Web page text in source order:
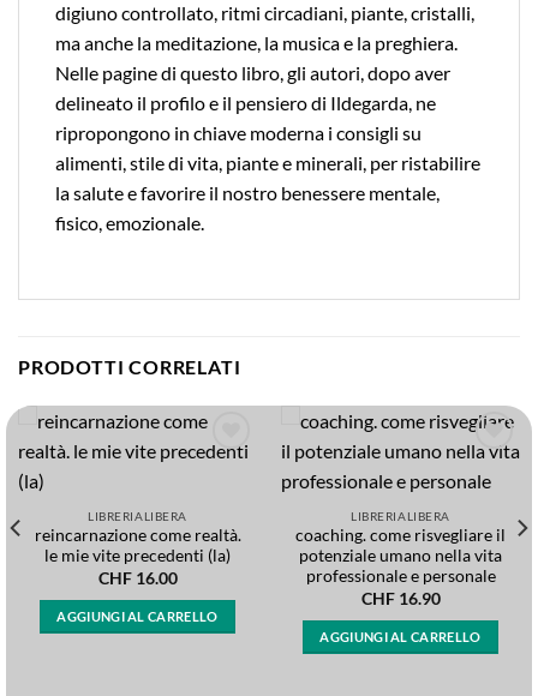
digiuno controllato, ritmi circadiani, piante, cristalli,
ma anche la meditazione, la musica e la preghiera.
Nelle pagine di questo libro, gli autori, dopo aver
delineato il profilo e il pensiero di Ildegarda, ne
ripropongono in chiave moderna i consigli su
alimenti, stile di vita, piante e minerali, per ristabilire
la salute e favorire il nostro benessere mentale,
fisico, emozionale.
PRODOTTI CORRELATI
LIBRERIALIBERA
reincarnazione come realtà.
le mie vite precedenti (la)
CHF16.00
AGGIUNGI AL CARRELLO
wishlist
LIBRERIALIBERA
coaching. come risvegliare il
potenziale umano nella vita
professionale e personale
CHF16.90
AGGIUNGI AL CARRELLO